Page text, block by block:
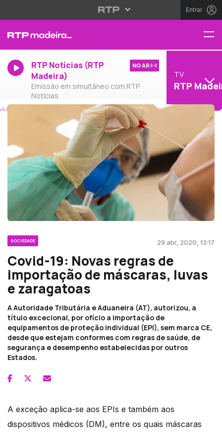
Entrar
RTP Notícias (RTP
Madeira)
Emissão em simultâneo com RTP
Notícias
NO AR
TV
RTP
SOCIEDADE 29 abr, 2020, 13:17
Covid-19: Novas regras de
importação de máscaras, luvas
e zaragatoas
A Autoridade Tributária e Aduaneira (AT), autorizou, a
título excecional, por ofício a importação de
equipamentos de proteção individual (EPI), sem marca CE,
desde que estejam conformes com regras de saúde, de
segurança e desempenho estabelecidas por outros
Estados.
A exceção aplica-se aos EPIs e também aos
dispositivos médicos (DM), entre os quais máscaras